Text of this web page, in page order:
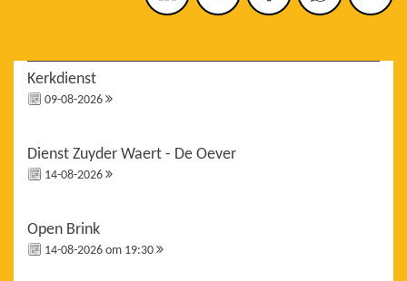
Kerkdienst
09-08-2026
Dienst Zuyder Waert - De Oever
14-08-2026
Open Brink
14-08-2026 om 19:30